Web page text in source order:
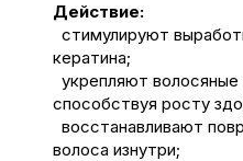
Действие:
стимулируют
кератина;
укрепляют волосяные
способствуя росту
восстанавливают
волоса изнутри;